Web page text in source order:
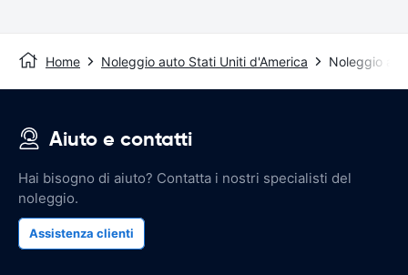
Home Noleggio auto Stati Uniti d'America Noleggio
Aiuto e contatti
Hai bisogno di aiuto? Contatta i nostri specialisti del
noleggio.
Assistenza clienti